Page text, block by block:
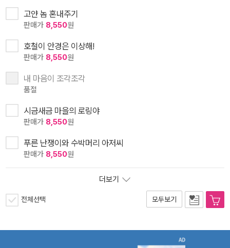
고얀 놈 혼내주기
판매가 8,550원
호철이 안경은 이상해!
판매가 8,550원
내 마음이 조각조각
품절
시금새금 마을의 로링야
판매가 8,550원
푸른 난쟁이와 수박머리 아저씨
판매가 8,550원
더보기
전체선택 모두보기